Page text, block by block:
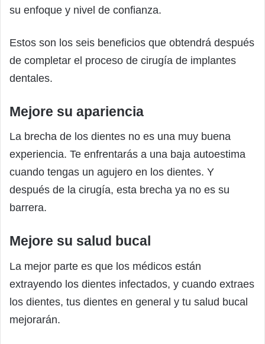
su enfoque y nivel de confianza.
Estos son los seis beneficios que obtendrá después
de completar el proceso de cirugía de implantes
dentales.
Mejore su apariencia
La brecha de los dientes no es una muy buena
experiencia. Te enfrentarás a una baja autoestima
cuando tengas un agujero en los dientes. Y
después de la cirugía, esta brecha ya no es su
barrera.
Mejore su salud bucal
La mejor parte es que los médicos están
extrayendo los dientes infectados, y cuando extraes
los dientes, tus dientes en general y tu salud bucal
mejorarán.